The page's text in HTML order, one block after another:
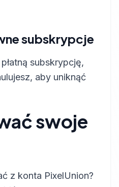
subskrypcje
subskrypcję,
aby uniknąć
swoje
z konta PixelUnion?